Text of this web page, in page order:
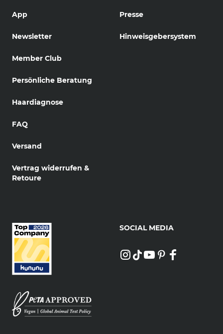
App
Newsletter
Member Club
Persönliche Beratung
Haardiagnose
FAQ
Versand
Vertrag widerrufen &
Retoure
Presse
Hinweisgebersystem
SOCIAL MEDIA